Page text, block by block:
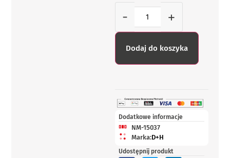
- +
Dodaj do koszyka
Dodatkowe informacje
NM-15037
Marka:D+H
Udostępnij produkt